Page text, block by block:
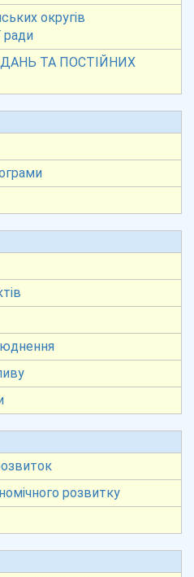
округів
ради
ТА ПОСТІЙНИХ
розвитку